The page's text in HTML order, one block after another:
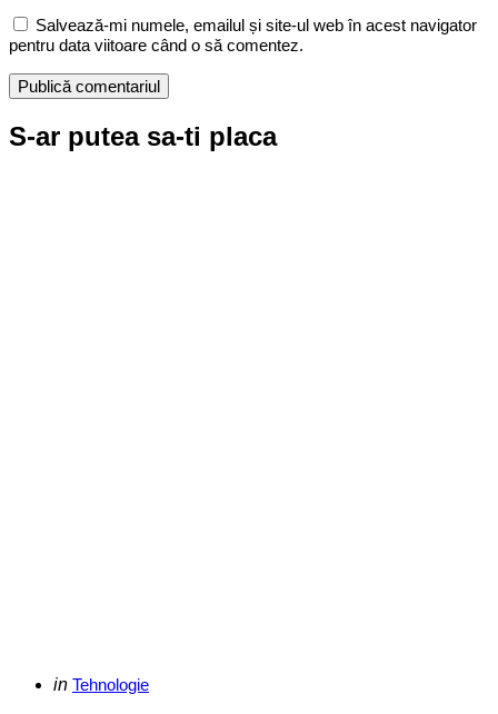
Salvează-mi numele, emailul și site-ul web în acest navigator
pentru data viitoare când o să comentez.
S-ar putea sa-ti placa
Categories
Posted
in Tehnologie